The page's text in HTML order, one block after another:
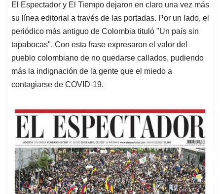
El Espectador y El Tiempo dejaron en claro una vez más
su línea editorial a través de las portadas. Por un lado, el
periódico más antiguo de Colombia tituló "Un país sin
tapabocas". Con esta frase expresaron el valor del
pueblo colombiano de no quedarse callados, pudiendo
más la indignación de la gente que el miedo a
contagiarse de COVID-19.